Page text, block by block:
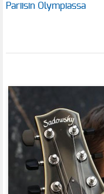
Pariisin Olympiassa